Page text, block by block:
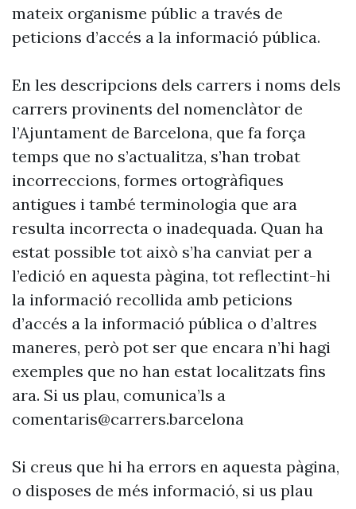
mateix organisme públic a través de
peticions d’accés a la informació pública.
En les descripcions dels carrers i noms dels
carrers provinents del nomenclàtor de
l’Ajuntament de Barcelona, que fa força
temps que no s’actualitza, s’han trobat
incorreccions, formes ortogràfiques
antigues i també terminologia que ara
resulta incorrecta o inadequada. Quan ha
estat possible tot això s’ha canviat per a
l’edició en aquesta pàgina, tot reflectint-hi
la informació recollida amb peticions
d’accés a la informació pública o d’altres
maneres, però pot ser que encara n’hi hagi
exemples que no han estat localitzats fins
ara. Si us plau, comunica’ls a
comentaris@carrers.barcelona
Si creus que hi ha errors en aquesta pàgina,
o disposes de més informació, si us plau